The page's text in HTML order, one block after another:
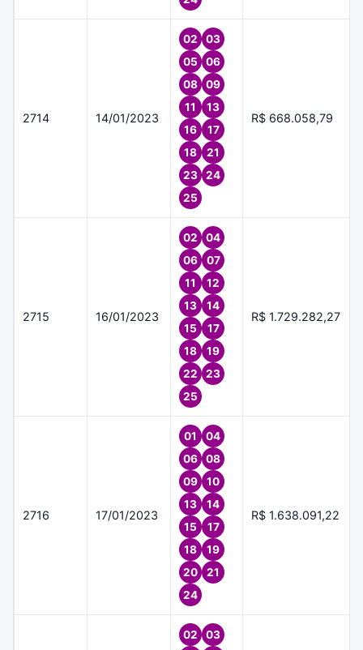
2714 14/01/2023
02
03
05
06
08
09
11
13
16
17
18
21
23
24
25
R$ 668.058,79
2715 16/01/2023
02
04
06
07
11
12
13
14
15
17
18
19
22
23
25
R$ 1.729.282,27
2716 17/01/2023
01
04
06
08
09
10
13
14
15
17
18
19
20
21
24
R$ 1.638.091,22
02
03